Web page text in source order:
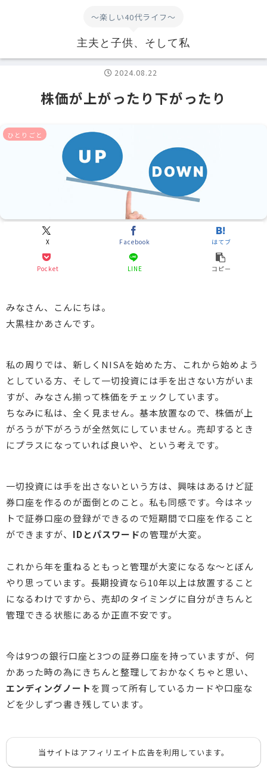
～楽しい40代ライフ～
主夫と子供、そして私
株価が上がったり下がったり
ひとりごと
X Facebook はてブ
Pocket LINE コピー
2024.08.22
みなさん、こんにちは。
大黒柱かあさんです。
私の周りでは、新しくNISAを始めた方、これから始めよう
としている方、そして一切投資には手を出さない方がいま
すが、みなさん揃って株価をチェックしています。
ちなみに私は、全く見ません。基本放置なので、株価が上
がろうが下がろうが全然気にしていません。売却するとき
にプラスになっていれば良いや、という考えです。
一切投資には手を出さないという方は、興味はあるけど証
券口座を作るのが面倒とのこと。私も同感です。今はネッ
トで証券口座の登録ができるので短期間で口座を作ること
ができますが、 IDとパスワードの管理が大変。
これから年を重ねるともっと管理が大変になるな～とぼん
やり思っています。長期投資なら10年以上は放置すること
になるわけですから、売却のタイミングに自分がきちんと
管理できる状態にあるか正直不安です。
今は9つの銀行口座と3つの証券口座を持っていますが、何
かあった時の為にきちんと整理しておかなくちゃと思い、
エンディングノートを買って所有しているカードや口座な
どを少しずつ書き残しています。
当サイトはアフィリエイト広告を利用しています。